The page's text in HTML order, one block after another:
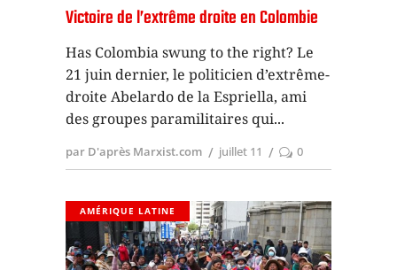
Victoire de l’extrême droite en Colombie
Has Colombia swung to the right? Le
21 juin dernier, le politicien d’extrême-
droite Abelardo de la Espriella, ami
des groupes paramilitaires qui
par D'après Marxist.com juillet 11 0
AMÉRIQUE LATINE